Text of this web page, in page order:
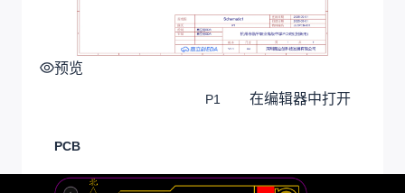
预览
P1 在编辑器中打开
PCB